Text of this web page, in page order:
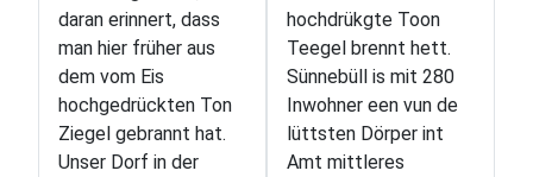
daran erinnert, dass
man hier früher aus
dem vom Eis
hochgedrückten Ton
Ziegel gebrannt hat.
Unser Dorf in der
hochdrükgte Toon
Teegel brennt hett.
Sünnebüll is mit 280
Inwohner een vun de
lüttsten Dörper int
Amt mittleres